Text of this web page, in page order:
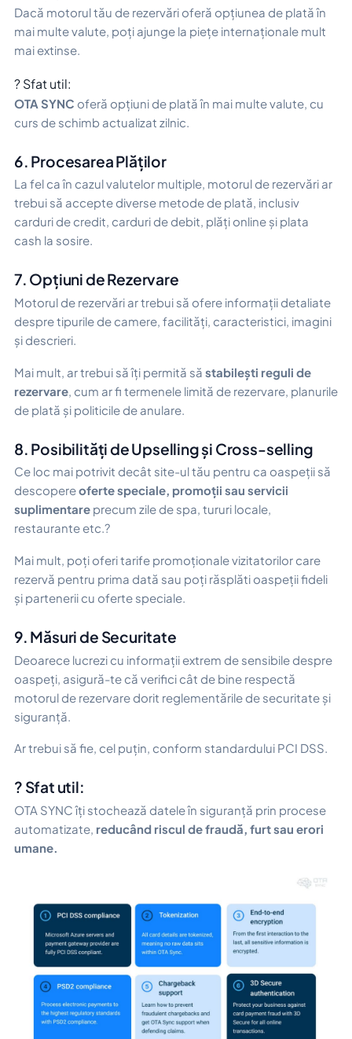
Dacă motorul tău de rezervări oferă opțiunea de plată în
mai multe valute, poți ajunge la piețe internaționale mult
mai extinse.
? Sfat util:
OTA SYNC oferă opțiuni de plată în mai multe valute, cu
curs de schimb actualizat zilnic.
6. Procesarea Plăților
La fel ca în cazul valutelor multiple, motorul de rezervări ar
trebui să accepte diverse metode de plată, inclusiv
carduri de credit, carduri de debit, plăți online și plata
cash la sosire.
7. Opțiuni de Rezervare
Motorul de rezervări ar trebui să ofere informații detaliate
despre tipurile de camere, facilități, caracteristici, imagini
și descrieri.
Mai mult, ar trebui să îți permită să stabilești reguli de
rezervare , cum ar fi termenele limită de rezervare, planurile
de plată și politicile de anulare.
8. Posibilități de Upselling și Cross-selling
Ce loc mai potrivit decât site-ul tău pentru ca oaspeții să
descopereoferte speciale, promoții sau servicii
suplimentare precum zile de spa, tururi locale,
restaurante etc.?
Mai mult, poți oferi tarife promoționale vizitatorilor care
rezervă pentru prima dată sau poți răsplăti oaspeții fideli
și partenerii cu oferte speciale.
9. Măsuri de Securitate
Deoarece lucrezi cu informații extrem de sensibile despre
oaspeți, asigură-te că verifici cât de bine respectă
motorul de rezervare dorit reglementările de securitate și
siguranță.
Ar trebui să fie, cel puțin, conform standardului PCI DSS.
? Sfat util:
OTA SYNC îți stochează datele în siguranță prin procese
automatizate, reducând riscul de fraudă, furt sau erori
umane.